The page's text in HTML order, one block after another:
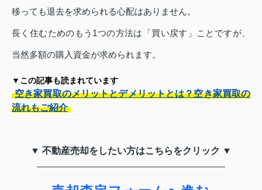
移っても退去を求められる心配はありません。
長く住むためのもう1つの方法は「買い戻す」ことですが、
当然多額の購入資金が求められます。
▼この記事も読まれています
空き家買取のメリットとデメリットとは？空き家買取の
流れもご紹介
▼ 不動産売却をしたい方はこちらをクリック ▼